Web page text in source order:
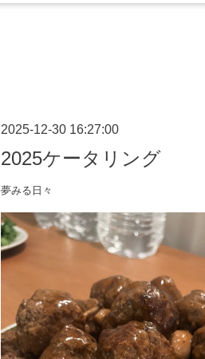
2025-12-30 16:27:00
2025ケータリング
夢みる日々